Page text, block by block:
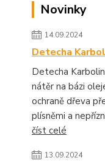
Novinky
14.09.2024
Detecha
Detecha
nátěr na bázi
ochraně dřeva
plísněmi a
číst celé
13.09.2024